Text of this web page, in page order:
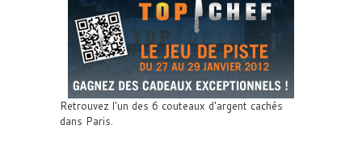
Retrouvez l'un des 6 couteaux d'argent cachés
dans Paris.